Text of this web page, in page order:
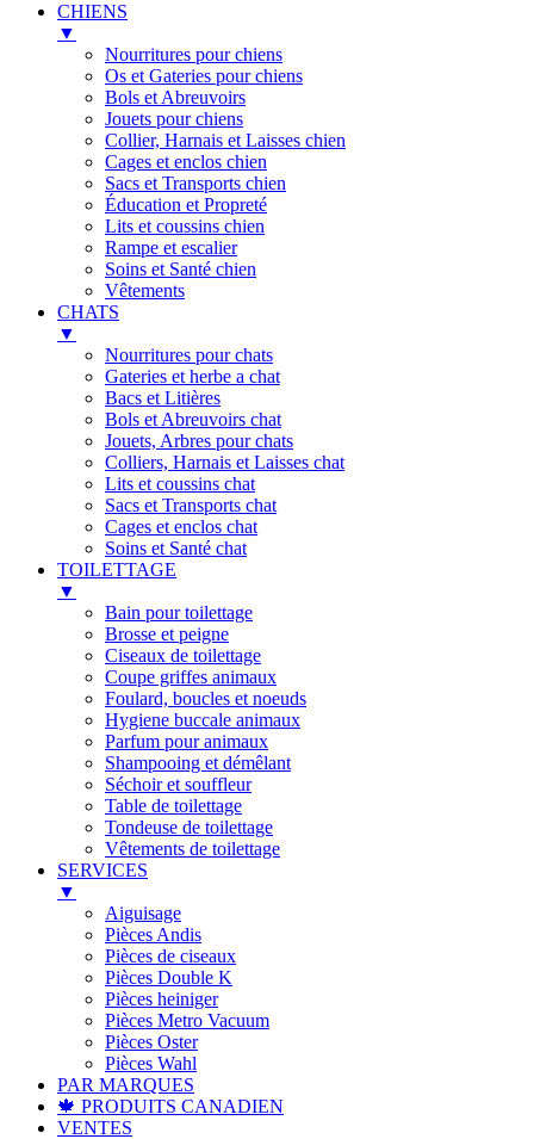
CHIENS
▼
Nourritures pour chiens
Os et Gateries pour chiens
Bols et Abreuvoirs
Jouets pour chiens
Collier, Harnais et Laisses chien
Cages et enclos chien
Sacs et Transports chien
Éducation et Propreté
Lits et coussins chien
Rampe et escalier
Soins et Santé chien
Vêtements
CHATS
▼
Nourritures pour chats
Gateries et herbe a chat
Bacs et Litières
Bols et Abreuvoirs chat
Jouets, Arbres pour chats
Colliers, Harnais et Laisses chat
Lits et coussins chat
Sacs et Transports chat
Cages et enclos chat
Soins et Santé chat
TOILETTAGE
▼
Bain pour toilettage
Brosse et peigne
Ciseaux de toilettage
Coupe griffes animaux
Foulard, boucles et noeuds
Hygiene buccale animaux
Parfum pour animaux
Shampooing et démêlant
Séchoir et souffleur
Table de toilettage
Tondeuse de toilettage
Vêtements de toilettage
SERVICES
▼
Aiguisage
Pièces Andis
Pièces de ciseaux
Pièces Double K
Pièces heiniger
Pièces Metro Vacuum
Pièces Oster
Pièces Wahl
PAR MARQUES
🍁 PRODUITS CANADIEN
VENTES